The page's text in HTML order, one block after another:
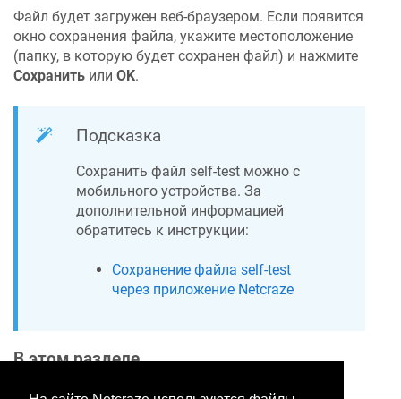
Файл будет загружен веб-браузером. Если появится
окно сохранения файла, укажите местоположение
(папку, в которую будет сохранен файл) и нажмите
Сохранить или OK.
Подсказка
Сохранить файл self-test можно с
мобильного устройства. За
дополнительной информацией
обратитесь к инструкции:
Сохранение файла self-test
через приложение Netcraze
В этом разделе